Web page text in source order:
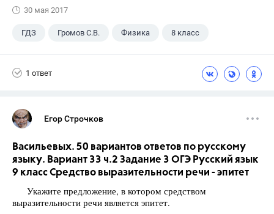
30 мая 2017
ГДЗ Громов С.В. Физика 8 класс
1 ответ
Егор Строчков
Васильевых. 50 вариантов ответов по русскому
языку. Вариант 33 ч.2 Задание 3 ОГЭ Русский язык
9 класс Средство выразительности речи - эпитет
Укажите предложение, в котором средством
выразительности речи является эпитет.